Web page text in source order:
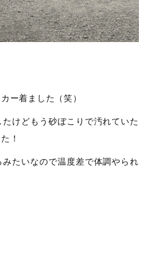
ー着ました（笑）
けどもう砂ぼこりで汚れていた
！
たいなので温度差で体調やられ